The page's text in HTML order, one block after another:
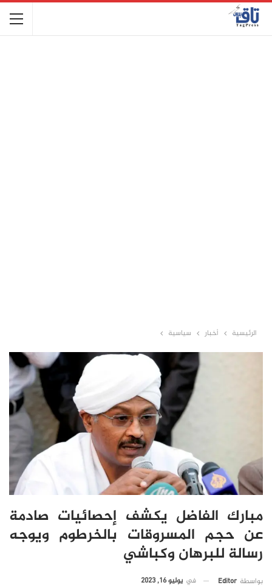
الرئيسية أخبار سياسية
مبارك الفاضل يكشف إحصائيات صادمة
عن حجم المسروقات بالخرطوم ويوجه
رسالة للبرهان وكباشي
بواسطة Editor في يوليو 16, 2023